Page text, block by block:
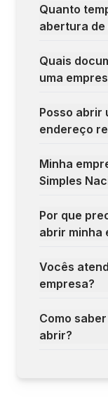
Quanto
abertura de
Quais
uma
Posso abrir
endereço
Minha
Simples
Por que
abrir minha
Vocês
empresa?
Como
abrir?